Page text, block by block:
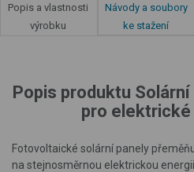
Popis a vlastnosti
výrobku
Návody a soubory
ke stažení
Popis produktu
pro
Fotovoltaické solární panely
na stejnosměrnou elektrickou